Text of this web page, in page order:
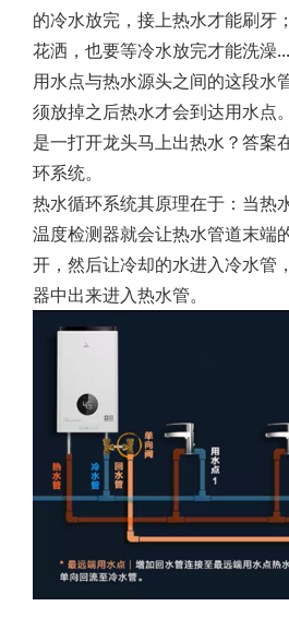
的冷水放完，接上热水才能刷牙
花洒，也要等冷水放完才能洗澡
用水点与热水源头之间的这段水
须放掉之后热水才会到达用水点
是一打开龙头马上出热水？答案
环系统。
热水循环系统其原理在于：当热
温度检测器就会让热水管道末端
开，然后让冷却的水进入冷水管
器中出来进入热水管。